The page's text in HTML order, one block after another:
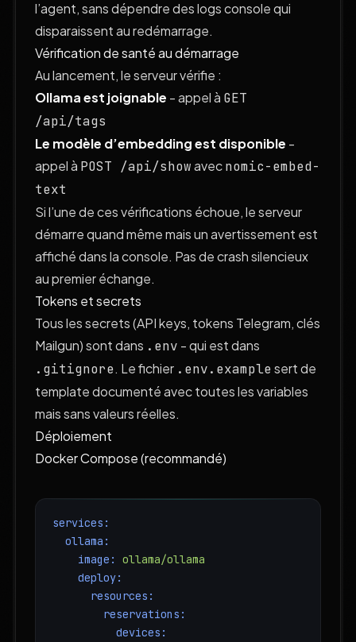
l’agent, sans dépendre des logs console qui
disparaissent au redémarrage.
Vérification de santé au démarrage
Au lancement, le serveur vérifie :
Ollama est joignable - appel à GET
/api/tags
Le modèle d’embedding est disponible -
appel à POST /api/showavecnomic-embed-
text
Si l’une de ces vérifications échoue, le serveur
démarre quand même mais un avertissement est
affiché dans la console. Pas de crash silencieux
au premier échange.
Tokens et secrets
Tous les secrets (API keys, tokens Telegram, clés
Mailgun) sont dans .env - qui est dans
.gitignore. Le fichier .env.examplesert de
template documenté avec toutes les variables
mais sans valeurs réelles.
Déploiement
Docker Compose (recommandé)
services:
ollama:
image:
ollama/ollama
deploy:
resources:
reservations:
devices: